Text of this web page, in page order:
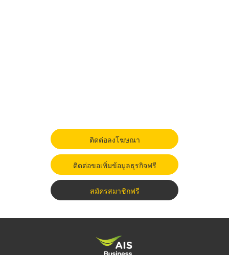
ติดต่อลงโฆษณา
ติดต่อขอเพิ่มข้อมูลธุรกิจฟรี
สมัครสมาชิกฟรี